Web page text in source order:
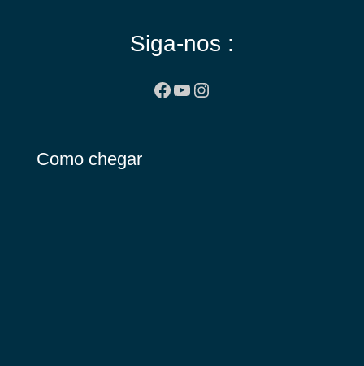
Siga-nos :
Facebook
Youtube
Instagram
Como chegar